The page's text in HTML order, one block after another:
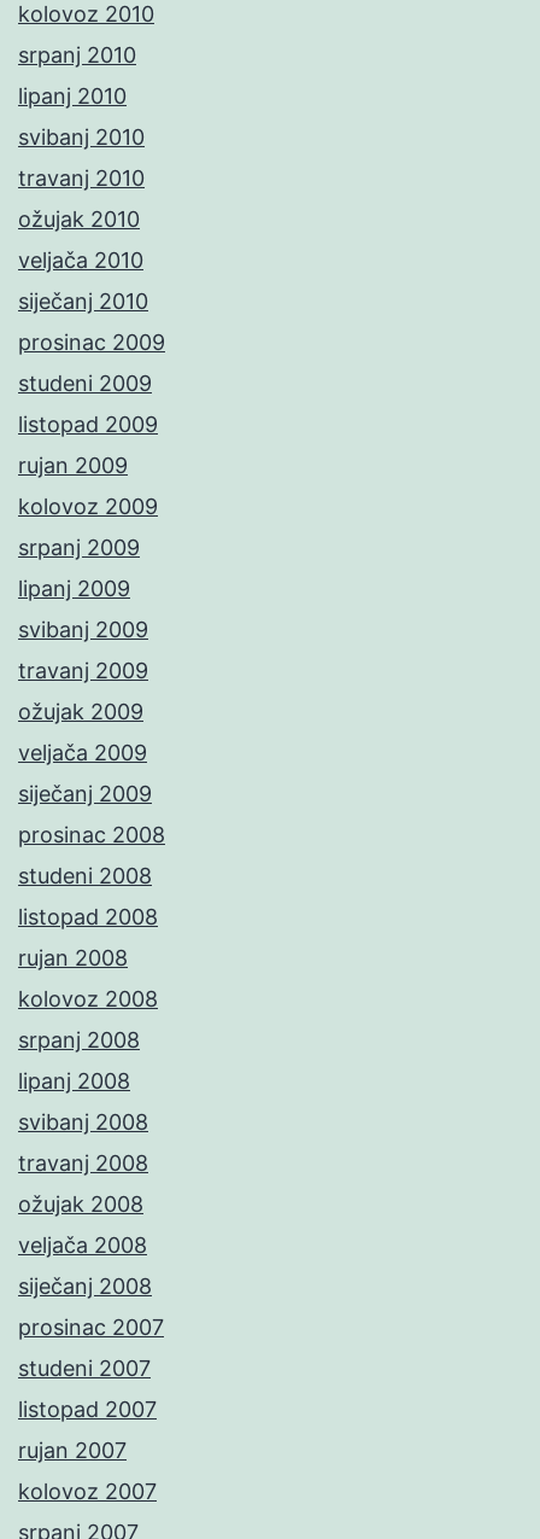
kolovoz 2010
srpanj 2010
lipanj 2010
svibanj 2010
travanj 2010
ožujak 2010
veljača 2010
siječanj 2010
prosinac 2009
studeni 2009
listopad 2009
rujan 2009
kolovoz 2009
srpanj 2009
lipanj 2009
svibanj 2009
travanj 2009
ožujak 2009
veljača 2009
siječanj 2009
prosinac 2008
studeni 2008
listopad 2008
rujan 2008
kolovoz 2008
srpanj 2008
lipanj 2008
svibanj 2008
travanj 2008
ožujak 2008
veljača 2008
siječanj 2008
prosinac 2007
studeni 2007
listopad 2007
rujan 2007
kolovoz 2007
srpanj 2007